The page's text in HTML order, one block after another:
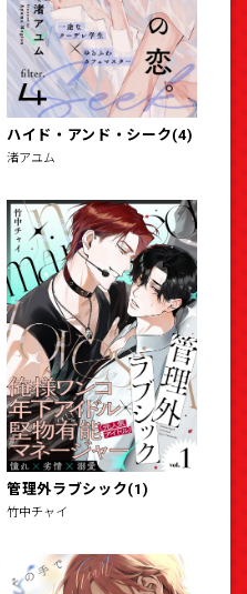
ハイド・アンド・シーク(4)
渚アユム
管理外ラブシック(1)
竹中チャイ